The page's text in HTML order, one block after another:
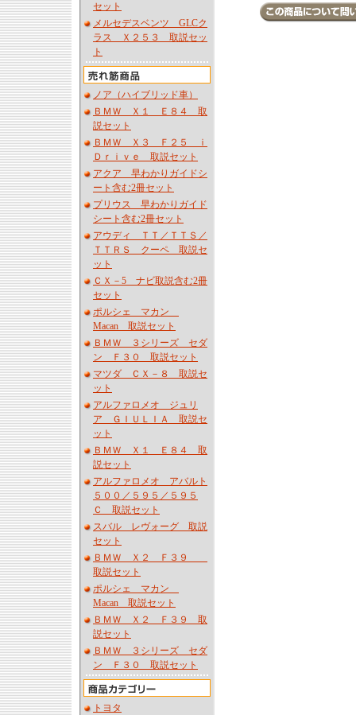
セット
メルセデスベンツ GLCク
ラス Ｘ２５３ 取説セッ
ト
ノア（ハイブリッド車）
ＢＭＷ Ｘ１ Ｅ８４ 取
説セット
ＢＭＷ Ｘ３ Ｆ２５ ｉ
Ｄｒｉｖｅ 取説セット
アクア 早わかりガイドシ
ート含む2冊セット
プリウス 早わかりガイド
シート含む2冊セット
アウディ ＴＴ／ＴＴＳ／
ＴＴＲＳ クーペ 取説セ
ット
ＣＸ－5 ナビ取説含む2冊
セット
ポルシェ マカン
Macan 取説セット
ＢＭＷ ３シリーズ セダ
ン Ｆ３０ 取説セット
マツダ ＣＸ－８ 取説セ
ット
アルファロメオ ジュリ
ア ＧＩＵＬＩＡ 取説セ
ット
ＢＭＷ Ｘ１ Ｅ８４ 取
説セット
アルファロメオ アバルト
５００／５９５／５９５
Ｃ 取説セット
スバル レヴォーグ 取説
セット
ＢＭＷ Ｘ２ Ｆ３９
取説セット
ポルシェ マカン
Macan 取説セット
ＢＭＷ Ｘ２ Ｆ３９ 取
説セット
ＢＭＷ ３シリーズ セダ
ン Ｆ３０ 取説セット
トヨタ